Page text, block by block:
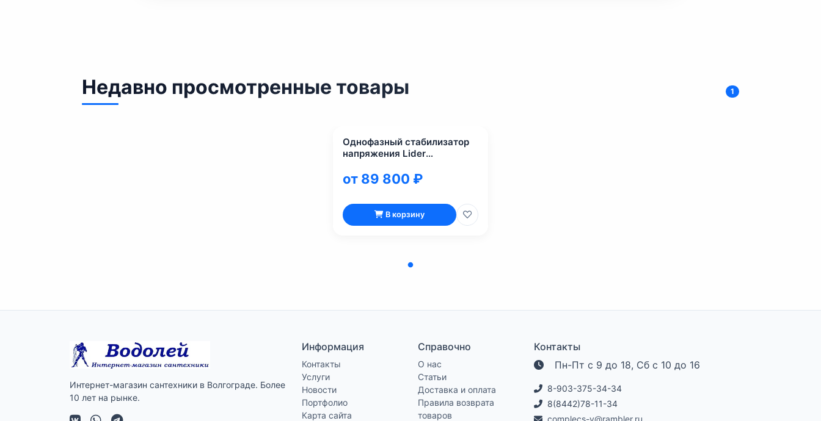
Недавно просмотренные товары 1
Однофазный стабилизатор
напряжения Lider
от 89 800 ₽
В корзину
Интернет-магазин сантехники в Волгограде. Более
10 лет на рынке.
Информация
Контакты
Услуги
Новости
Портфолио
Карта сайта
Справочно
О нас
Статьи
Доставка и оплата
Правила возврата
товаров
Контакты
Пн-Пт с 9 до 18, Сб с 10 до 16
8-903-375-34-34
8(8442)78-11-34
complecs-v@rambler.ru